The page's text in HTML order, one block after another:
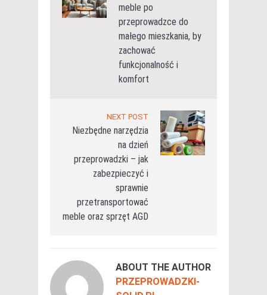
meble po
przeprowadzce do
małego mieszkania, by
zachować
funkcjonalność i
komfort
NEXT POST
Niezbędne narzędzia
na dzień
przeprowadzki – jak
zabezpieczyć i
sprawnie
przetransportować
meble oraz sprzęt AGD
ABOUT THE AUTHOR
PRZEPROWADZKI-